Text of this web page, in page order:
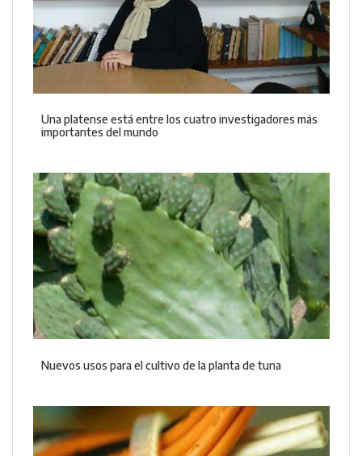
Una platense está entre los cuatro investigadores más
importantes del mundo
Nuevos usos para el cultivo de la planta de tuna